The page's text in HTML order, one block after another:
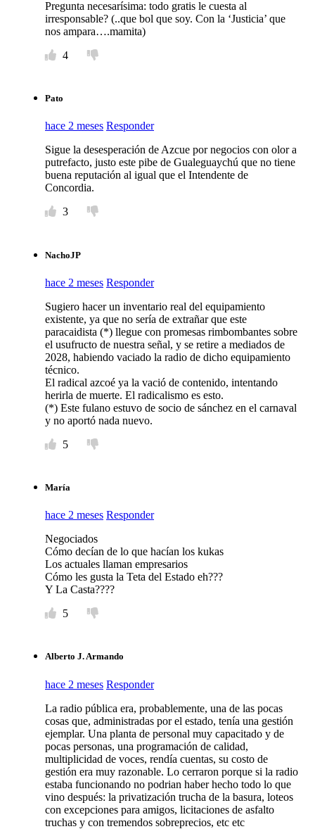
Pregunta necesarísima: todo gratis le cuesta al
irresponsable? (..que bol que soy. Con la ‘Justicia’ que
nos ampara….mamita)
4
Pato
hace 2 meses Responder
Sigue la desesperación de Azcue por negocios con olor a
putrefacto, justo este pibe de Gualeguaychú que no tiene
buena reputación al igual que el Intendente de
Concordia.
3
NachoJP
hace 2 meses Responder
Sugiero hacer un inventario real del equipamiento
existente, ya que no sería de extrañar que este
paracaidista (*) llegue con promesas rimbombantes sobre
el usufructo de nuestra señal, y se retire a mediados de
2028, habiendo vaciado la radio de dicho equipamiento
técnico.
El radical azcoé ya la vació de contenido, intentando
herirla de muerte. El radicalismo es esto.
(*) Este fulano estuvo de socio de sánchez en el carnaval
y no aportó nada nuevo.
5
María
hace 2 meses Responder
Negociados
Cómo decían de lo que hacían los kukas
Los actuales llaman empresarios
Cómo les gusta la Teta del Estado eh???
Y La Casta????
5
Alberto J. Armando
hace 2 meses Responder
La radio pública era, probablemente, una de las pocas
cosas que, administradas por el estado, tenía una gestión
ejemplar. Una planta de personal muy capacitado y de
pocas personas, una programación de calidad,
multiplicidad de voces, rendía cuentas, su costo de
gestión era muy razonable. Lo cerraron porque si la radio
estaba funcionando no podrian haber hecho todo lo que
vino después: la privatización trucha de la basura, loteos
con excepciones para amigos, licitaciones de asfalto
truchas y con tremendos sobreprecios, etc etc